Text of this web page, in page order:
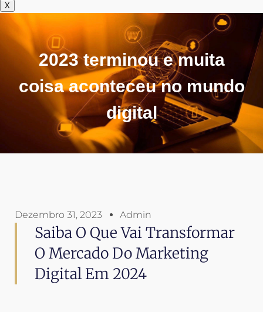
X
2023 terminou e muita
coisa aconteceu no mundo
digital
Dezembro 31, 2023 Admin
Saiba O Que Vai Transformar
O Mercado Do Marketing
Digital Em 2024